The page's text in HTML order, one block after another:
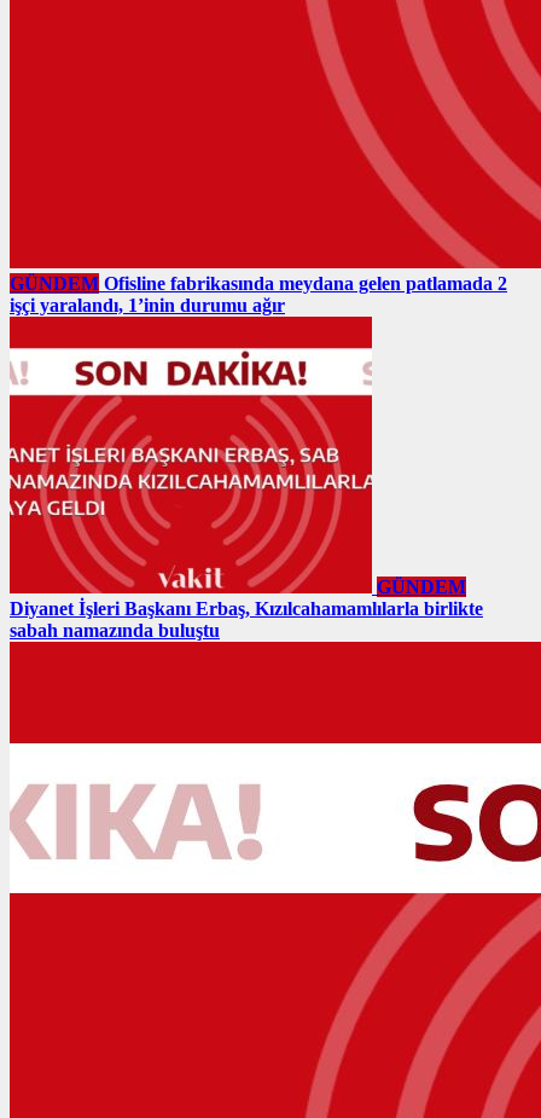
GÜNDEM Ofisline fabrikasında meydana gelen patlamada 2
işçi yaralandı, 1’inin durumu ağır
GÜNDEM
Diyanet İşleri Başkanı Erbaş, Kızılcahamamlılarla birlikte
sabah namazında buluştu